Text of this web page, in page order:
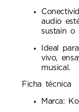
audio
sustain o
Ideal
vivo,
musical.
Ficha técnica
Marca: